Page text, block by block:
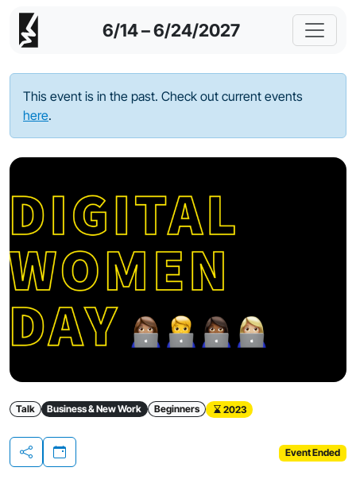
6/14 – 6/24/2027
This event is in the past. Check out current events
here.
Talk Business & New Work Beginners 2023
Share
Event Ended